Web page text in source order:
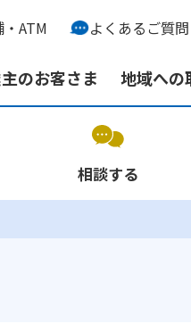
ATM よくあるご質問
のお客さま 地域への
相談する